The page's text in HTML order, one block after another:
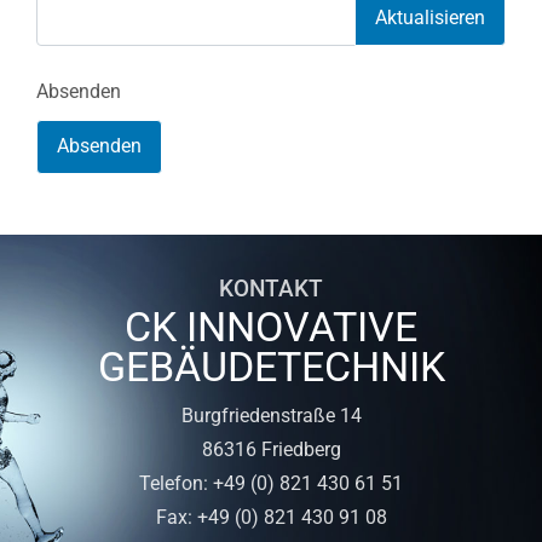
Aktualisieren
Absenden
Absenden
KONTAKT
CK INNOVATIVE
GEBÄUDETECHNIK
Burgfriedenstraße 14
86316 Friedberg
Telefon: +49 (0) 821 430 61 51
Fax: +49 (0) 821 430 91 08